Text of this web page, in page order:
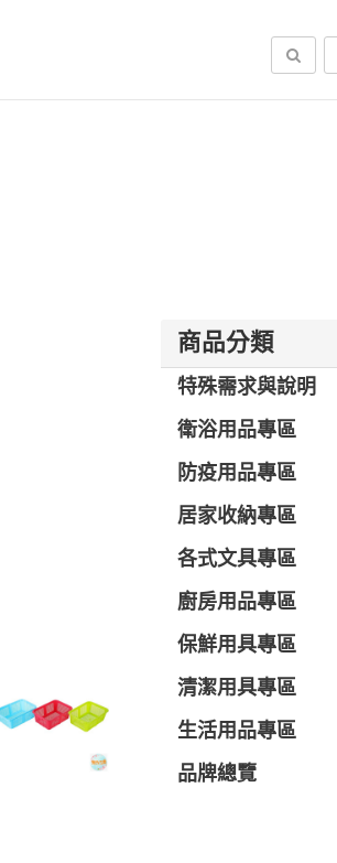
搜尋
商品分類
特殊需求與說明
衛浴用品專區
防疫用品專區
居家收納專區
各式文具專區
廚房用品專區
保鮮用具專區
清潔用具專區
生活用品專區
品牌總覽